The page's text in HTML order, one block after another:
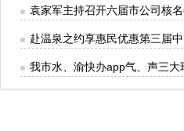
袁家军主持召开六届市公司核
赴温泉之约享惠民优惠第三届
我市水、渝快办app气、声三